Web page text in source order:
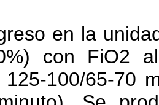
en la
con FiO2
125-100/65-70